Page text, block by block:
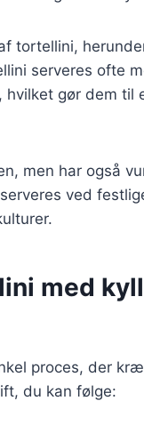
tortellini,
serveres ofte
gør dem til
men har også
ved
med
proces, der
du kan følge: